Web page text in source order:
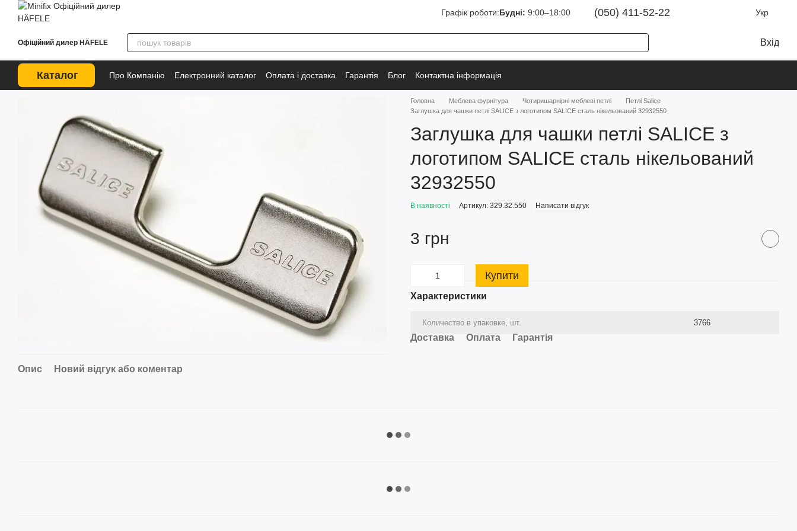
Перейти до основного контенту Графік роботи:Будні: 9:00–18:00 (050) 411-52-22 Укр
Офіційний дилер HÄFELE Вхід
Каталог Про Компанію Електронний каталог Оплата і доставка Гарантія Блог Контактна інформація
Опис Новий відгук або коментар
Головна Меблева фурнітура Чотиришарнірні меблеві петлі
Петлі Salice
Заглушка для чашки петлі SALICE з логотипом SALICE сталь нікельований 32932550
Заглушка для чашки петлі SALICE з
логотипом SALICE сталь нікельований
32932550
В наявності Артикул: 329.32.550 Написати відгук
3 грн
Купити
Характеристики
Количество в упаковке, шт. 3766
Доставка Оплата Гарантія